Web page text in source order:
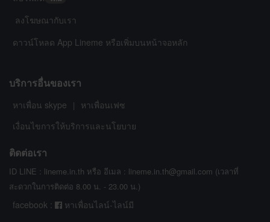
ลงโฆษณากับเรา
ดาวน์โหลด App Lineme หรือเพิ่มบนหน้าจอหลัก
บริการอื่นของเรา
หาเพื่อน skype |
หาเพื่อนเฟซ
เงื่อนไขการให้บริการและนโยบาย
ติดต่อเรา
ID LINE : lineme.in.th หรือ อีเมล : lineme.in.th@gmail.com (เวลาที่
สะดวกในการติดต่อ 8.00 น. - 23.00 น.)
facebook : หาเพื่อนไลน์-ไลน์มี